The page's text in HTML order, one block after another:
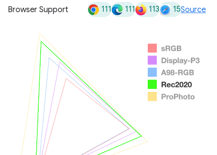
Browser Support 111 111 113 15Source